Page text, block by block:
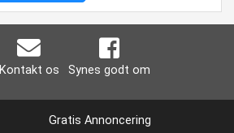
Kontakt os Synes godt om
Gratis Annoncering